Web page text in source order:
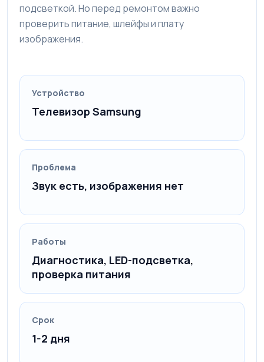
подсветкой. Но перед ремонтом важно
проверить питание, шлейфы и плату
изображения.
Устройство
Телевизор Samsung
Проблема
Звук есть, изображения нет
Работы
Диагностика, LED-подсветка,
проверка питания
Срок
1-2 дня